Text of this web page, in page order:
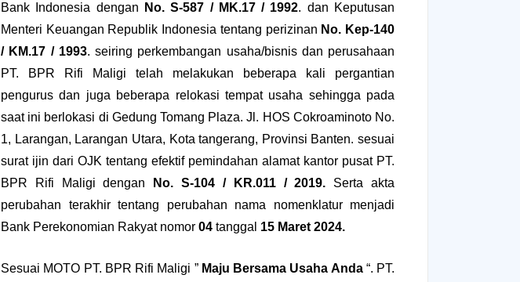
Bank Indonesia dengan
No. S-587 / MK.17 / 1992. dan Keputusan
Menteri Keuangan Republik Indonesia tentang perizinan No. Kep-140
/ KM.17 / 1993. seiring perkembangan usaha/bisnis dan perusahaan
PT. BPR Rifi Maligi telah melakukan beberapa kali pergantian
pengurus dan juga beberapa relokasi tempat usaha sehingga pada
saat ini berlokasi di Gedung Tomang Plaza. Jl. HOS Cokroaminoto No.
1, Larangan, Larangan Utara, Kota tangerang, Provinsi Banten. sesuai
surat ijin dari OJK tentang efektif pemindahan alamat kantor pusat PT.
BPR Rifi Maligi dengan
No. S-104 / KR.011 / 2019. Serta akta
perubahan terakhir tentang perubahan nama nomenklatur menjadi
Bank Perekonomian Rakyat nomor 04 tanggal 15 Maret 2024.
Sesuai MOTO PT. BPR Rifi Maligi ” Maju Bersama Usaha Anda“. PT.